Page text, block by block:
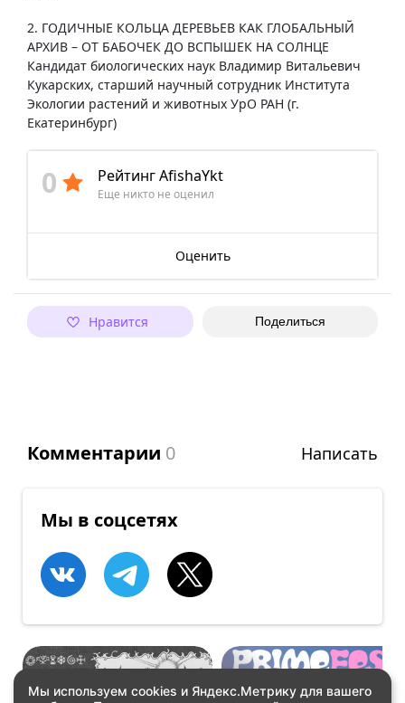
Мы используем cookies и Яндекс.Метрику для вашего
2. ГОДИЧНЫЕ КОЛЬЦА ДЕРЕВЬЕВ КАК ГЛОБАЛЬНЫЙ
АРХИВ – ОТ БАБОЧЕК ДО ВСПЫШЕК НА СОЛНЦЕ
Кандидат биологических наук Владимир Витальевич
Кукарских, старший научный сотрудник Института
Экологии растений и животных УрО РАН (г.
Екатеринбург)
0 Рейтинг AfishaYkt
Еще никто не оценил
Оценить
Нравится Поделиться
Комментарии 0 Написать
Мы в соцсетях